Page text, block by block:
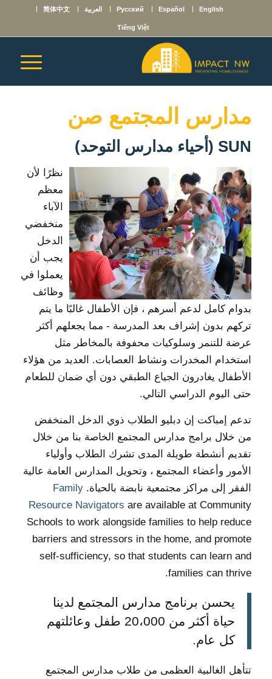
English
Español
Русский العربية 简体中文
Tiếng Việt
مدارس المجتمع صن
SUN (أحياء مدارس التوحد)
نظرًا لأن
معظم
الآباء
منخفضي
الدخل
يجب أن
يعملوا في
وظائف
بدوام كامل لدعم أسرهم ، فإن الأطفال غالبًا ما يتم
تركهم بدون إشراف بعد المدرسة - مما يجعلهم أكثر
عرضة للتنمر وسلوكيات محفوفة بالمخاطر مثل
استخدام المخدرات ونشاط العصابات. العديد من هؤلاء
الأطفال يغادرون الجياع الطبقي دون أي ضمان للطعام
حتى اليوم الدراسي التالي.
تدعم إمباكت إن دبليو الطلاب ذوي الدخل المنخفض
من خلال برامج مدارس المجتمع الخاصة بنا من خلال
تقديم أنشطة طويلة المدى تشرك الطلاب وأولياء
الأمور وأعضاء المجتمع ، وتحويل المدارس العامة عالية
الفقر إلى مراكز مجتمعية نابضة بالحياة. Family
Resource Navigators are available at Community
Schools to work alongside families to help reduce
barriers and stressors in the home, and promote
self-sufficiency, so that students can learn and
families can thrive.
يحسن برنامج مدارس المجتمع لدينا
حياة أكثر من 20،000 طفل وعائلتهم
كل عام.
تتأهل الغالبية العظمى من طلاب مدارس المجتمع